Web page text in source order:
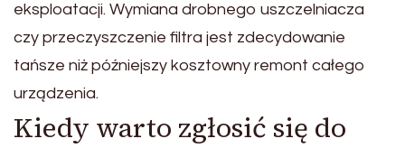
eksploatacji. Wymiana drobnego uszczelniacza
czy przeczyszczenie filtra jest zdecydowanie
tańsze niż późniejszy kosztowny remont całego
urządzenia.
Kiedy warto zgłosić się do